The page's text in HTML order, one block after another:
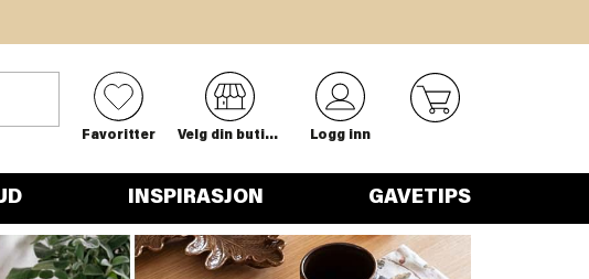
0
Favoritter Velg din butikk Logg inn
INSPIRASJON GAVETIPS